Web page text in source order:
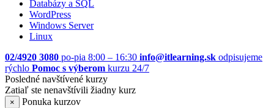
Databázy a SQL
WordPress
Windows Server
Linux
02/4920 3080 po-pia 8:00 – 16:30 info@itlearning.sk odpisujeme
rýchlo Pomoc s výberom kurzu 24/7
Posledné navštívené kurzy
Zatiaľ ste nenavštívili žiadny kurz
×
Ponuka kurzov